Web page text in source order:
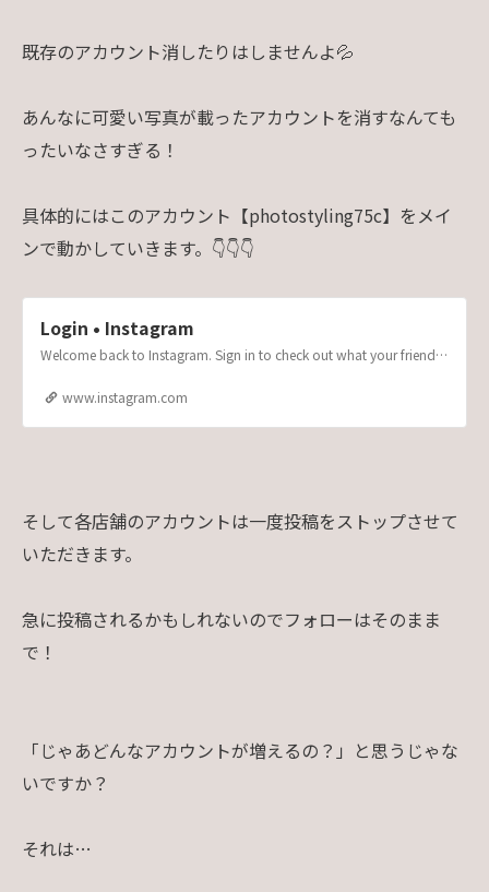
既存のアカウント消したりはしませんよ💦
あんなに可愛い写真が載ったアカウントを消すなんても
ったいなさすぎる！
具体的にはこのアカウント【photostyling75c】をメイ
ンで動かしていきます。👇👇👇
Login • Instagram
Welcome back to Instagram. Sign in to check out what your friends, family & interests have been capturing & sharing around the world.
www.instagram.com
そして各店舗のアカウントは一度投稿をストップさせて
いただきます。
急に投稿されるかもしれないのでフォローはそのまま
で！
「じゃあどんなアカウントが増えるの？」と思うじゃな
いですか？
それは…